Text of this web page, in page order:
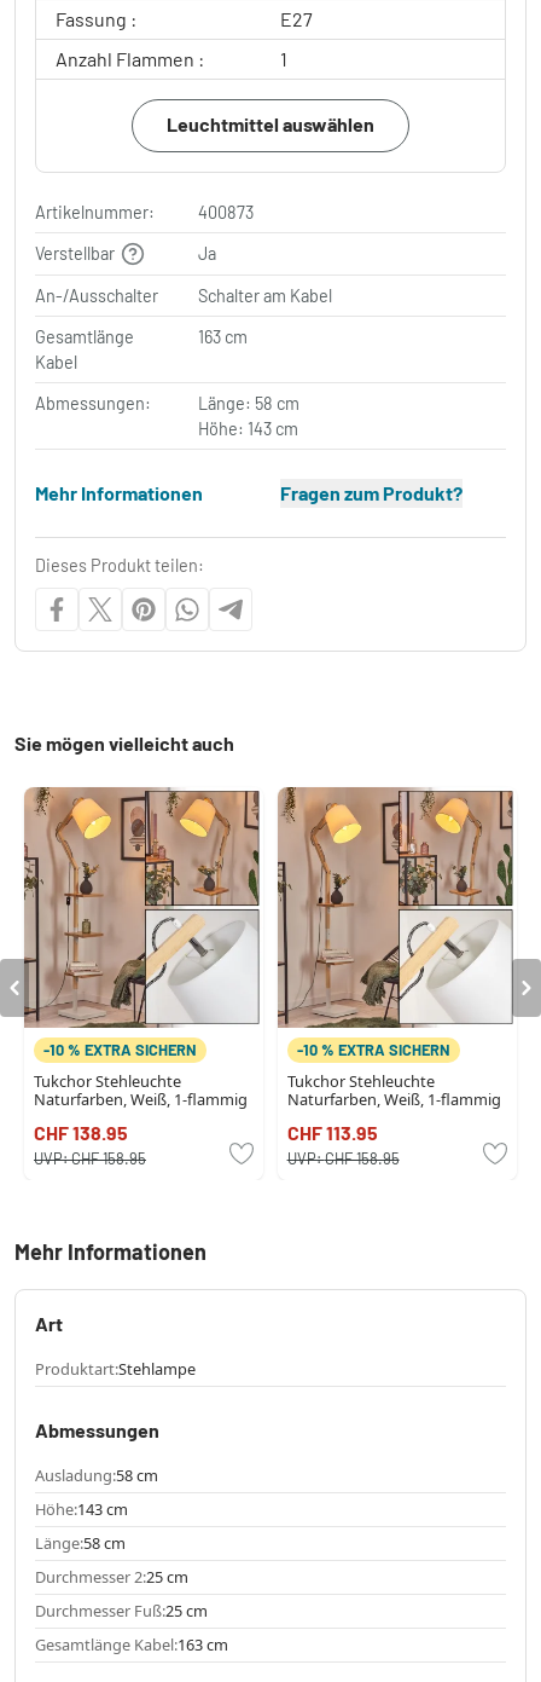
Fassung :
E27
Anzahl Flammen :
1
Leuchtmittel auswählen
Artikelnummer:
400873
Verstellbar
Ja
An-/Ausschalter
Schalter am Kabel
Gesamtlänge
Kabel
163 cm
Abmessungen:
Länge: 58 cm
Höhe: 143 cm
Mehr Informationen Fragen zum Produkt?
Dieses Produkt teilen:
Sie mögen vielleicht auch
-10 % EXTRA SICHERN
Tukchor Stehleuchte
Naturfarben, Weiß, 1-flammig
CHF 138.95
UVP:CHF 158.95
-10 % EXTRA SICHERN
Tukchor Stehleuchte
Naturfarben, Weiß, 1-flammig
CHF 113.95
UVP:CHF 158.95
Mehr Informationen
Art
Produktart:Stehlampe
Abmessungen
Ausladung:58 cm
Höhe:143 cm
Länge:58 cm
Durchmesser 2:25 cm
Durchmesser Fuß:25 cm
Gesamtlänge Kabel:163 cm